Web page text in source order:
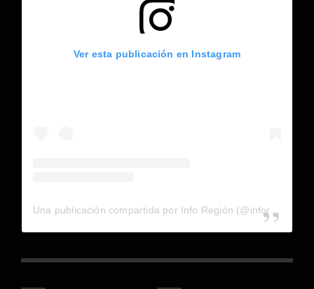
Ver esta publicación en Instagram